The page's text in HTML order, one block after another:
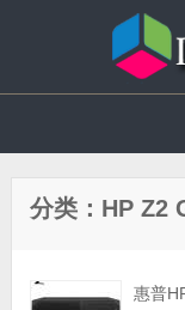
分类：HP Z2
惠普